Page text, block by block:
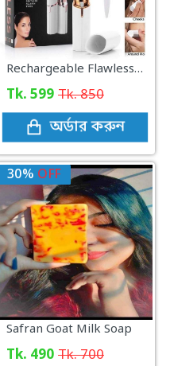
Rechargeable Flawless Facial Hair Remover
Tk. 599 Tk. 850
অর্ডার করুন
30% OFF
Safran Goat Milk Soap
Tk. 490 Tk. 700